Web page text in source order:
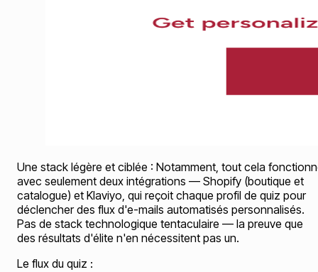
Une stack légère et ciblée : Notamment, tout cela
avec seulement deux intégrations — Shopify (boutique et
catalogue) et Klaviyo, qui reçoit chaque profil de quiz pour
déclencher des flux d'e-mails automatisés personnalisés.
Pas de stack technologique tentaculaire — la preuve que
des résultats d'élite n'en nécessitent pas un.
Le flux du quiz :